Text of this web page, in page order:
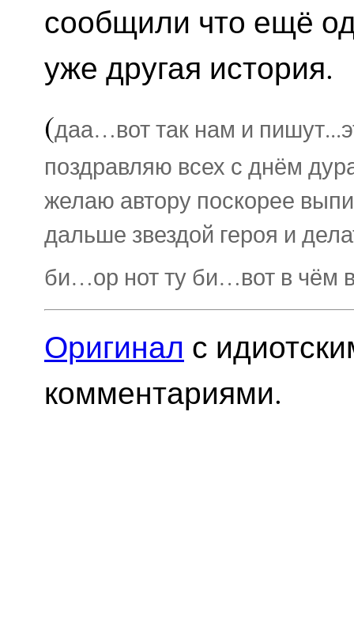
сообщили что ещё
уже другая история.
(даа…вот так нам и
поздравляю всех с днём
желаю автору поскорее
дальше звездой героя и
би…ор нот ту би…вот в чём
Оригинал с
комментариями.